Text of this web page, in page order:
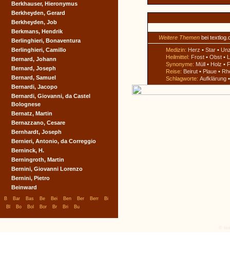
Weitere Themen bei
Medizin: Herz • Star •
Heilmittel: Frost • Obst •
Synonyme: Müll • Holz •
Reise: Beirut • Plaue •
Schlagworte: Aufklärung
Berkhauser, Hieronymus
Berkheyden, Gerard
Berkheyden, Job
Berkmans, Hendrik
Berlinghieri, Bonaventura
Berlinghieri, Camillo
Bernard, Johann
Bernard, Joseph
Bernard, Samuel
Bernardi, Jacopo
Bernardi, Giovanni, da Castel
Bolognese
Bernatz, Martin
Bernazzano, Cesare
Bernhardt, Joseph
Bernieri, Antonio, da Correggio
Berninck, H.
Berningroth, Martin
Bernini, Giovanni Lorenzo
Bernini, Pietro
Beinward
B Bar Bas Be Bei Ben Ber Berr Bi
Bl Bo Bol Bor Br Bri Bu